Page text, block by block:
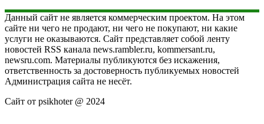
Данный сайт не является коммерческим проектом. На этом
сайте ни чего не продают, ни чего не покупают, ни какие
услуги не оказываются. Сайт представляет собой ленту
новостей RSS канала news.rambler.ru, kommersant.ru,
newsru.com. Материалы публикуются без искажения,
ответственность за достоверность публикуемых новостей
Администрация сайта не несёт.
Сайт от psikhoter @ 2024